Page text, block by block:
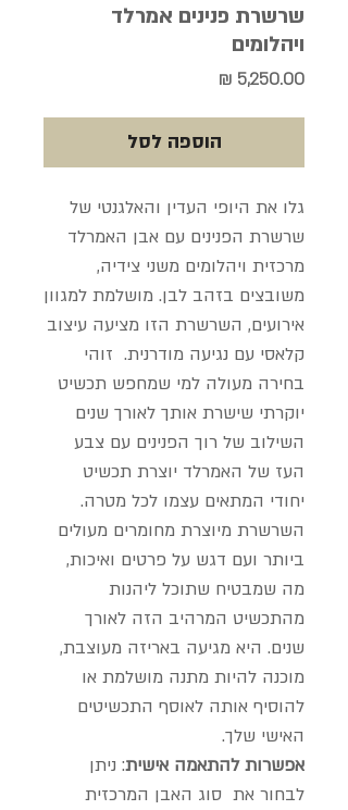
שרשרת פנינים אמרלד
ויהלומים
הוספה לסל
גלו את היופי העדין והאלגנטי של
שרשרת הפנינים עם אבן האמרלד
מרכזית ויהלומים משני צידיה,
משובצים בזהב לבן. מושלמת למגוון
אירועים, השרשרת הזו מציעה עיצוב
קלאסי עם נגיעה מודרנית. זוהי
בחירה מעולה למי שמחפש תכשיט
יוקרתי שישרת אותך לאורך שנים
השילוב של רוך הפנינים עם צבע
העז של האמרלד יוצרת תכשיט
יחודי המתאים עצמו לכל מטרה.
השרשרת מיוצרת מחומרים מעולים
ביותר ועם דגש על פרטים ואיכות,
מה שמבטיח שתוכל ליהנות
מהתכשיט המרהיב הזה לאורך
שנים. היא מגיעה באריזה מעוצבת,
מוכנה להיות מתנה מושלמת או
להוסיף אותה לאוסף התכשיטים
האישי שלך.
אפשרות להתאמה אישית: ניתן
לבחור את סוג האבן המרכזית